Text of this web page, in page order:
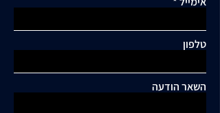
כלואה ובסיכון תחבורתי
תגובות
טלפון
השאר הודעה